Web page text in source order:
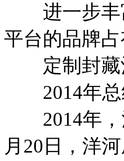
进一步丰
平台的品牌占
定制封藏
2014年总
2014年，
月20日，洋